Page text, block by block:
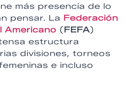
más presencia de lo
pensar. La Federación
Americano (FEFA)
estructura
divisiones, torneos
e incluso